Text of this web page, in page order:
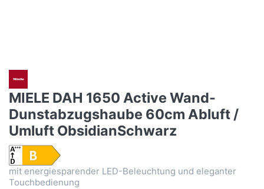
MIELE DAH 1650 Active Wand-
Dunstabzugshaube 60cm Abluft /
Umluft ObsidianSchwarz
mit energiesparender LED-Beleuchtung und eleganter
Touchbedienung